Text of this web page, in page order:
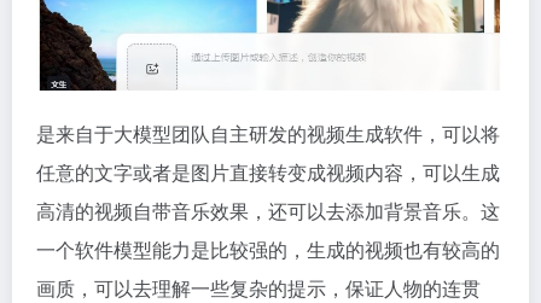
是来自于大模型团队自主研发的视频生成软件，可以将
任意的文字或者是图片直接转变成视频内容，可以生成
高清的视频自带音乐效果，还可以去添加背景音乐。这
一个软件模型能力是比较强的，生成的视频也有较高的
画质，可以去理解一些复杂的提示，保证人物的连贯